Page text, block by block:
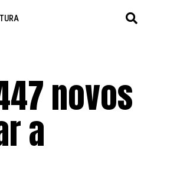
novos
a